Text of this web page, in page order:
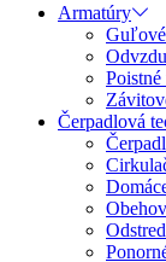
Armatúry
Čerpadlová